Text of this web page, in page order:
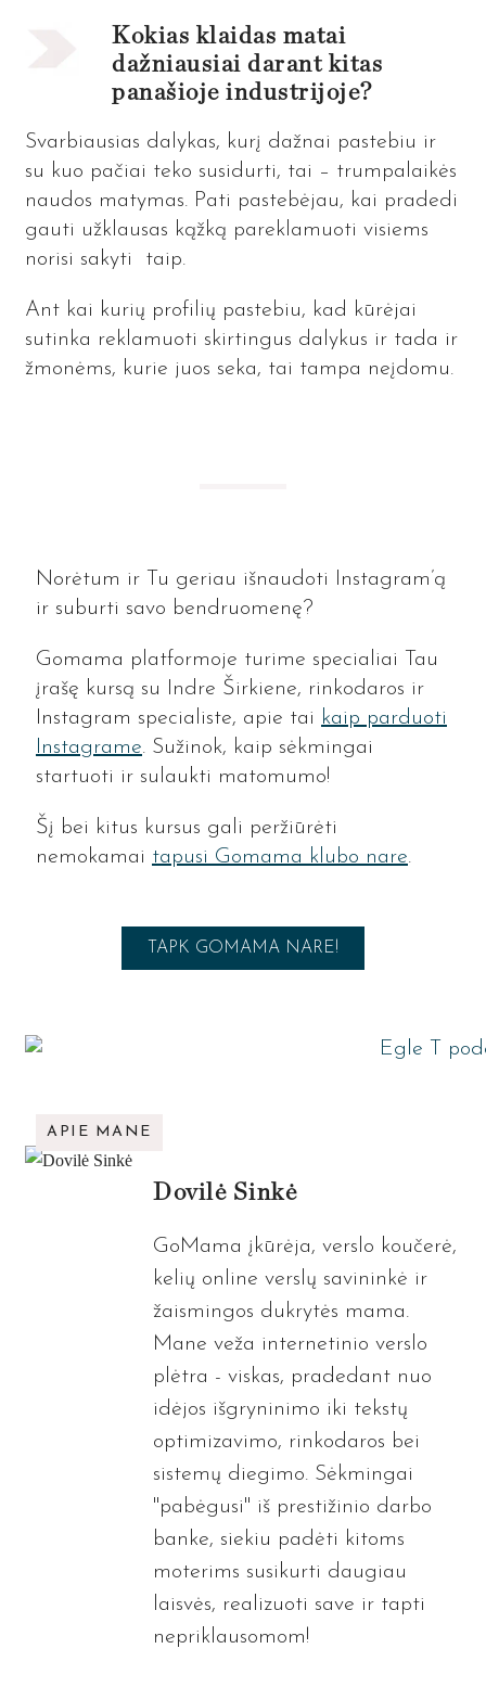
Kokias klaidas matai
dažniausiai darant kitas
panašioje industrijoje?
Svarbiausias dalykas, kurį dažnai pastebiu ir
su kuo pačiai teko susidurti, tai – trumpalaikės
naudos matymas. Pati pastebėjau, kai pradedi
gauti užklausas kąžką pareklamuoti visiems
norisi sakyti taip.
Ant kai kurių profilių pastebiu, kad kūrėjai
sutinka reklamuoti skirtingus dalykus ir tada ir
žmonėms, kurie juos seka, tai tampa neįdomu.
Norėtum ir Tu geriau išnaudoti Instagram’ą
ir suburti savo bendruomenę?
Gomama platformoje turime specialiai Tau
įrašę kursą su Indre Širkiene, rinkodaros ir
Instagram specialiste, apie tai kaip parduoti
Instagrame. Sužinok, kaip sėkmingai
startuoti ir sulaukti matomumo!
Šį bei kitus kursus gali peržiūrėti
nemokamai tapusi Gomama klubo nare.
TAPK GOMAMA NARE!
APIE MANE
Dovilė Sinkė
GoMama įkūrėja, verslo koučerė,
kelių online verslų savininkė ir
žaismingos dukrytės mama.
Mane veža internetinio verslo
plėtra - viskas, pradedant nuo
idėjos išgryninimo iki tekstų
optimizavimo, rinkodaros bei
sistemų diegimo. Sėkmingai
"pabėgusi" iš prestižinio darbo
banke, siekiu padėti kitoms
moterims susikurti daugiau
laisvės, realizuoti save ir tapti
nepriklausomom!